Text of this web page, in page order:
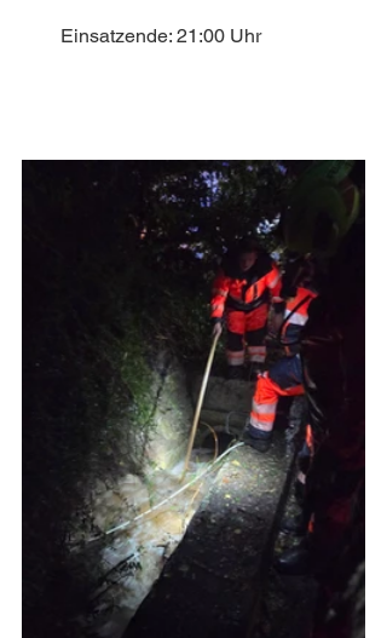
Einsatzende: 21:00 Uhr